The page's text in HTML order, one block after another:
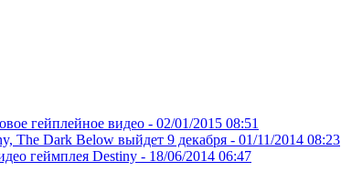
гейплейное видео - 02/01/2015 08:51
The Dark Below выйдет 9 декабря - 01/11/2014 08:23
геймплея Destiny - 18/06/2014 06:47